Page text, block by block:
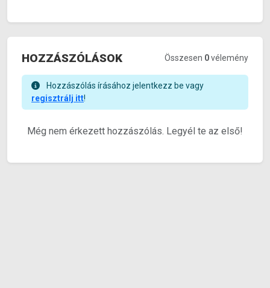
HOZZÁSZÓLÁSOK Összesen 0vélemény
Hozzászólás írásához jelentkezz be vagy
regisztrálj itt!
Még nem érkezett hozzászólás. Legyél te az első!